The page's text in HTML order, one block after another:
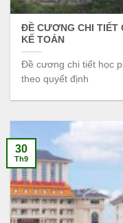
ĐỀ CƯƠNG CHI TIẾT
KẾ TOÁN
Đề cương chi tiết học
theo quyết định
30
Th9